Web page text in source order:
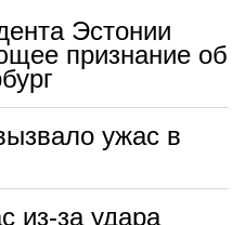
Эстонии
признание об
ужас в
из-за удара